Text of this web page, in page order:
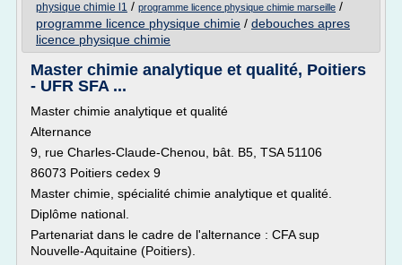
physique chimie l1 / programme licence physique chimie marseille /
programme licence physique chimie / debouches apres
licence physique chimie
Master chimie analytique et qualité, Poitiers
- UFR SFA ...
Master chimie analytique et qualité
Alternance
9, rue Charles-Claude-Chenou, bât. B5, TSA 51106
86073 Poitiers cedex 9
Master chimie, spécialité chimie analytique et qualité.
Diplôme national.
Partenariat dans le cadre de l'alternance : CFA sup
Nouvelle-Aquitaine (Poitiers).